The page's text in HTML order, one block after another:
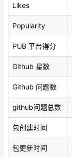
Likes
Popularity
PUB 平台得分
Github 星数
Github 问题数
github问题总数
包创建时间
包更新时间